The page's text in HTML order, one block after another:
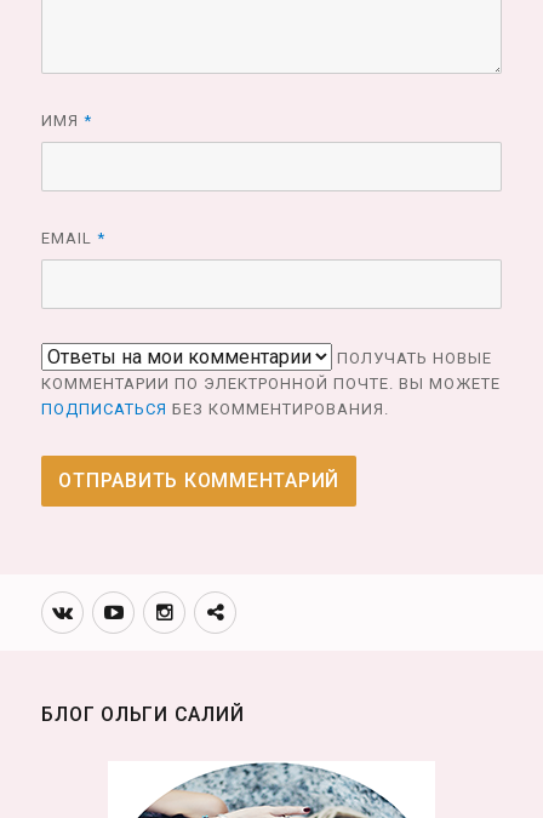
ИМЯ*
EMAIL*
ПОЛУЧАТЬ НОВЫЕ
КОММЕНТАРИИ ПО ЭЛЕКТРОННОЙ ПОЧТЕ. ВЫ МОЖЕТЕ
ПОДПИСАТЬСЯ БЕЗ КОММЕНТИРОВАНИЯ.
Вконтакте
YoutubeИнстаграмм
Телеграм
БЛОГ ОЛЬГИ САЛИЙ